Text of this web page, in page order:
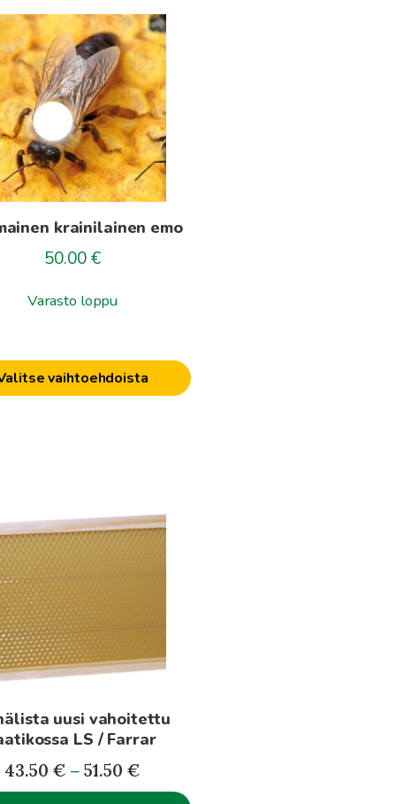
krainilainen emo
50.00 €
Varasto loppu
vaihtoehdoista
uusi vahoitettu
LS / Farrar
43.50 € – 51.50 €Hintaluokka:
43.50€